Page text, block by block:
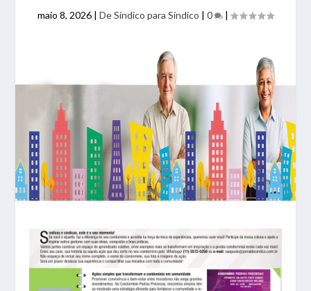
maio 8, 2026 | De Síndico para Síndico | 0 |